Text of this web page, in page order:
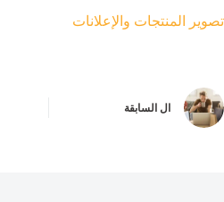
تصوير المنتجات والإعلانات
ال السابقة